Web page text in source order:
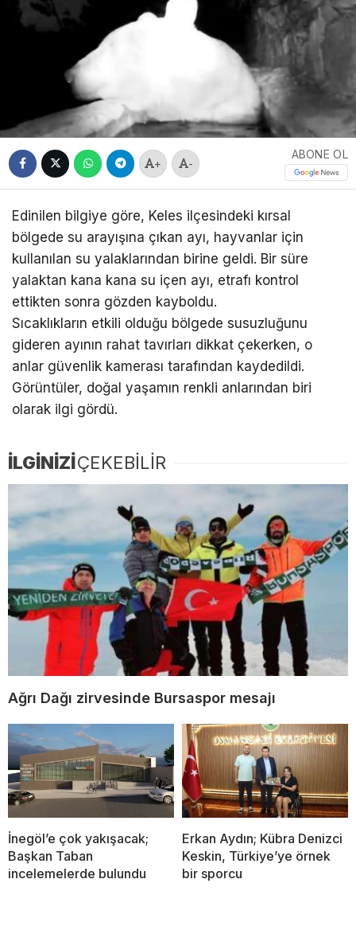
+ -
ABONE OL
Edinilen bilgiye göre, Keles ilçesindeki kırsal
bölgede su arayışına çıkan ayı, hayvanlar için
kullanılan su yalaklarından birine geldi. Bir süre
yalaktan kana kana su içen ayı, etrafı kontrol
ettikten sonra gözden kayboldu.
Sıcaklıkların etkili olduğu bölgede susuzluğunu
gideren ayının rahat tavırları dikkat çekerken, o
anlar güvenlik kamerası tarafından kaydedildi.
Görüntüler, doğal yaşamın renkli anlarından biri
olarak ilgi gördü.
İLGİNİZİÇEKEBİLİR
Ağrı Dağı zirvesinde Bursaspor mesajı
İnegöl’e çok yakışacak;
Başkan Taban
incelemelerde bulundu
Erkan Aydın; Kübra Denizci
Keskin, Türkiye’ye örnek
bir sporcu